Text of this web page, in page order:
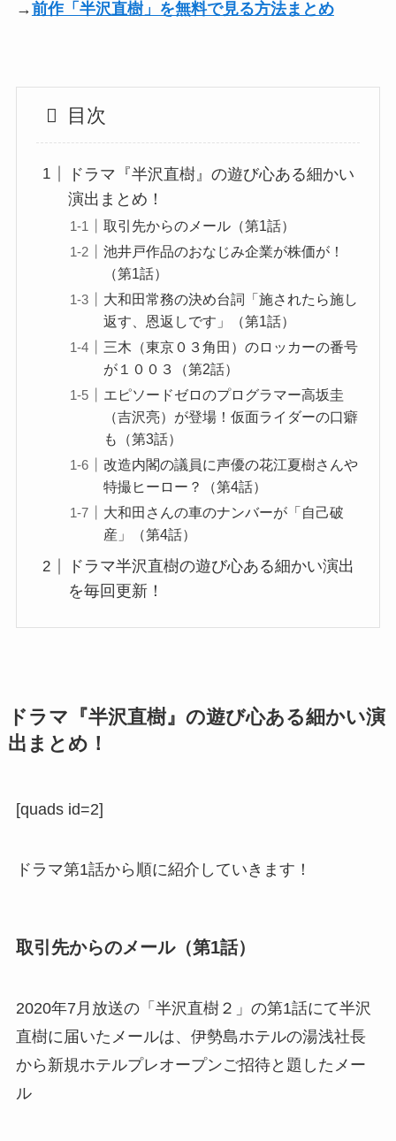
→前作「半沢直樹」を無料で見る方法まとめ
目次
ドラマ『半沢直樹』の遊び心ある細かい
演出まとめ！
取引先からのメール（第1話）
池井戸作品のおなじみ企業が株価が！
（第1話）
大和田常務の決め台詞「施されたら施し
返す、恩返しです」（第1話）
三木（東京０３角田）のロッカーの番号
が１００３（第2話）
エピソードゼロのプログラマー高坂圭
（吉沢亮）が登場！仮面ライダーの口癖
も（第3話）
改造内閣の議員に声優の花江夏樹さんや
特撮ヒーロー？（第4話）
大和田さんの車のナンバーが「自己破
産」（第4話）
ドラマ半沢直樹の遊び心ある細かい演出
を毎回更新！
ドラマ『半沢直樹』の遊び心ある細かい演
出まとめ！
[quads id=2]
ドラマ第1話から順に紹介していきます！
取引先からのメール（第1話）
2020年7月放送の「半沢直樹２」の第1話にて半沢
直樹に届いたメールは、伊勢島ホテルの湯浅社長
から新規ホテルプレオープンご招待と題したメー
ル